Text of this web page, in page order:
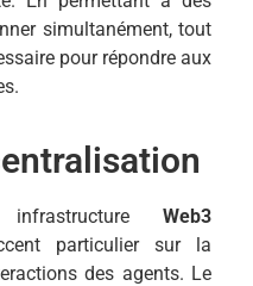
simultanément, tout
pour répondre aux
Web3
particulier sur la
des agents. Le